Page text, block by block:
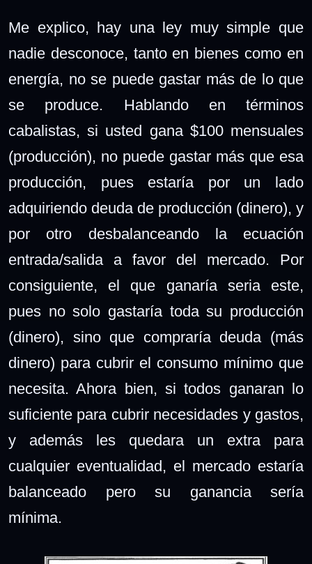
Me explico, hay una ley muy simple que
nadie desconoce, tanto en bienes como en
energía, no se puede gastar más de lo que
se produce. Hablando en términos
cabalistas, si usted gana $100 mensuales
(producción), no puede gastar más que esa
producción, pues estaría por un lado
adquiriendo deuda de producción (dinero), y
por otro desbalanceando la ecuación
entrada/salida a favor del mercado. Por
consiguiente, el que ganaría seria este,
pues no solo gastaría toda su producción
(dinero), sino que compraría deuda (más
dinero) para cubrir el consumo mínimo que
necesita. Ahora bien, si todos ganaran lo
suficiente para cubrir necesidades y gastos,
y además les quedara un extra para
cualquier eventualidad, el mercado estaría
balanceado pero su ganancia sería
mínima.